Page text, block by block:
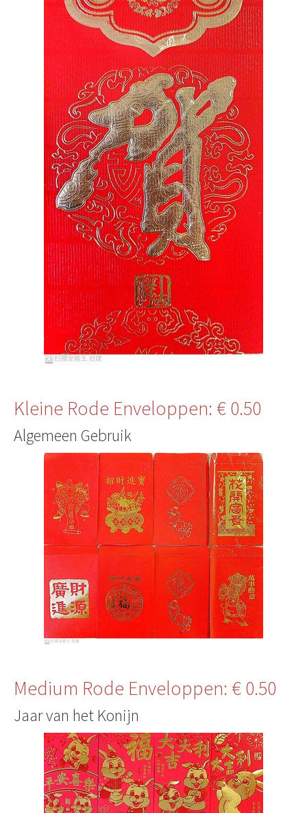
Kleine Rode Enveloppen: € 0.50
Algemeen Gebruik
Medium Rode Enveloppen: € 0.50
Jaar van het Konijn